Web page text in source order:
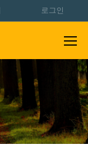
로그인